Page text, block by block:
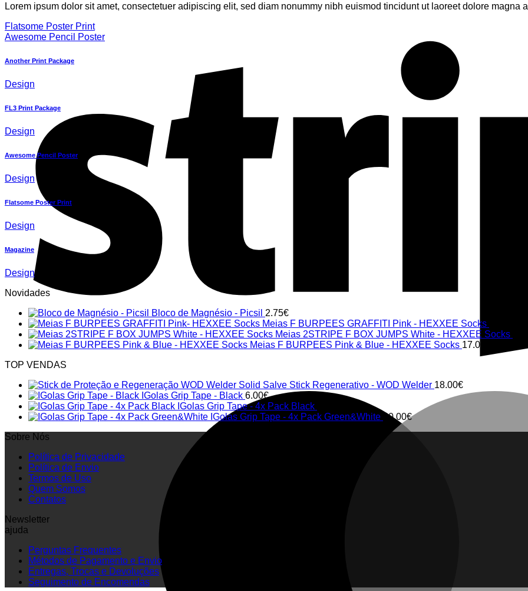
Lorem ipsum dolor sit amet, consectetuer adipiscing elit, sed diam nonummy nibh euismod tincidunt ut laoreet dolore magna
Flatsome Poster Print
Awesome Pencil Poster
Another Print Package
Design
FL3 Print Package
Design
Awesome Pencil Poster
Design
Flatsome Poster Print
Design
Magazine
Design
Novidades
Bloco de Magnésio - Picsil 2.75€
Meias F BURPEES GRAFFITI Pink - HEXXEE Socks
Meias 2STRIPE F BOX JUMPS White - HEXXEE Socks
Meias F BURPEES Pink & Blue - HEXXEE Socks 17.00
TOP VENDAS
Solid Salve Stick Regenerativo - WOD Welder 18.00€
IGolas Grip Tape - Black 6.00€
IGolas Grip Tape - 4x Pack Black
IGolas Grip Tape - 4x Pack Green&White
20.00€
Sobre Nós
Política de Privacidade
Política de Envio
Termos de Uso
Quem Somos
Contatos
Newsletter
ajuda
Perguntas Frequentes
Métodos de Pagamento e Envio
Entregas, Trocas e Devoluções
Seguimento de Encomendas